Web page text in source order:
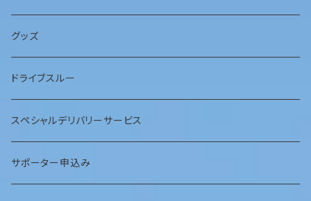
ＤＶＤ
ＣＤ
グッズ
ドライブスルー
スペシャルデリバリーサービス
サポーター申込み